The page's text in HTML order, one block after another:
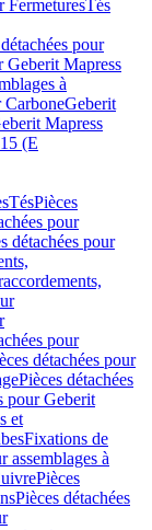
FermeturesTés
pour
Geberit Mapress
à
CarboneGeberit
Mapress
(E
TésPièces
pour
détachées pour
pour
détachées pour
Pièces détachées
pour Geberit
et
Fixations de
assemblages à
Pièces
Pièces détachées